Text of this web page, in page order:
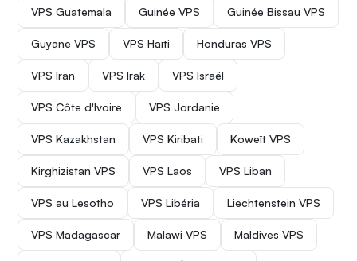
VPS Guatemala Guinée VPS Guinée Bissau VPS
Guyane VPS VPS Haïti Honduras VPS
VPS Iran VPS Irak VPS Israël
VPS Côte d'Ivoire VPS Jordanie
VPS Kazakhstan VPS Kiribati Koweït VPS
Kirghizistan VPS VPS Laos VPS Liban
VPS au Lesotho VPS Libéria Liechtenstein VPS
VPS Madagascar Malawi VPS Maldives VPS